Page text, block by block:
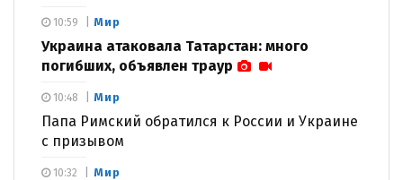
Мир
Украина атаковала Татарстан: много
погибших, объявлен траур
10:59
Мир
Папа Римский обратился к России и Украине
с призывом
10:48
Мир
10:32